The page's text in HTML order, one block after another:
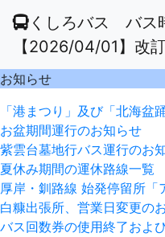
くしろバス バス
【2026/04/01】改
お知らせ
「港まつり」及び「北海盆
お盆期間運行のお知らせ
紫雲台墓地行バス運行のお
夏休み期間の運休路線一覧
厚岸・釧路線 始発停留所「
白糠出張所、営業日変更の
バス回数券の使用終了およ